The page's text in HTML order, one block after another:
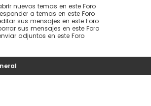
nuevos temas en este Foro
a temas en este Foro
sus mensajes en este Foro
sus mensajes en este Foro
adjuntos en este Foro